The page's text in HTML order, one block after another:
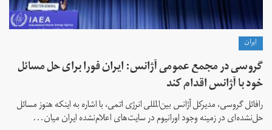
ايران
گروسی در مجمع عمومی آژانس: ایران فورا برای حل مسائل
خود با آژانس اقدام کند
رافائل گروسی، مدیرکل آژانس بین‌المللی انرژی اتمی، با اشاره به اینکه هنوز مسائل
حل‌نشده‌ای در زمینه وجود اورانیوم در سایت‌های اعلام‌نشده ایران میان...